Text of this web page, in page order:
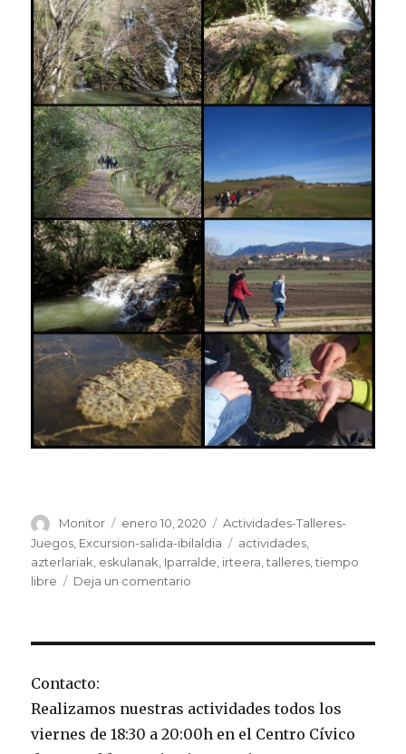
Autor
Monitor
Publicado
el
enero 10, 2020 Categorías
Actividades-Talleres-
Juegos Excursion-salida-ibilaldia Etiquetas
actividades
azterlariak eskulanak Iparralde irteera ,talleres ,tiempo
libre
Deja un comentario
Contacto:
Realizamos nuestras actividades todos los
viernes de 18:30 a 20:00h en el Centro Cívico